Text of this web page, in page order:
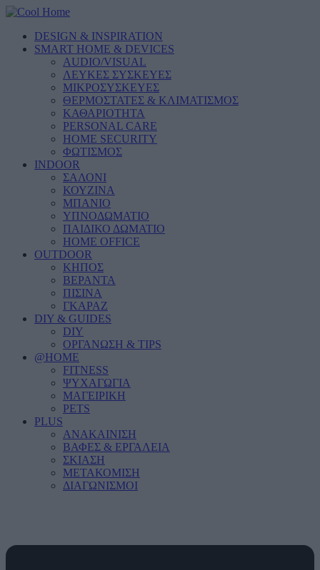
DESIGN & INSPIRATION
SMART HOME & DEVICES
AUDIO/VISUAL
ΛΕΥΚΕΣ ΣΥΣΚΕΥΕΣ
ΜΙΚΡΟΣΥΣΚΕΥΕΣ
ΘΕΡΜΟΣΤΑΤΕΣ & ΚΛΙΜΑΤΙΣΜΟΣ
ΚΑΘΑΡΙΟΤΗΤΑ
PERSONAL CARE
HOME SECURITY
ΦΩΤΙΣΜΟΣ
INDOOR
ΣΑΛΟΝΙ
ΚΟΥΖΙΝΑ
ΜΠΑΝΙΟ
ΥΠΝΟΔΩΜΑΤΙΟ
ΠΑΙΔΙΚΟ ΔΩΜΑΤΙΟ
HOME OFFICE
OUTDOOR
ΚΗΠΟΣ
ΒΕΡΑΝΤΑ
ΠΙΣΙΝΑ
ΓΚΑΡΑΖ
DIY & GUIDES
DIY
ΟΡΓΑΝΩΣΗ & TIPS
@HOME
FITNESS
ΨΥΧΑΓΩΓΙΑ
ΜΑΓΕΙΡΙΚΗ
PETS
PLUS
ΑΝΑΚΑΙΝΙΣΗ
ΒΑΦΕΣ & ΕΡΓΑΛΕΙΑ
ΣΚΙΑΣΗ
ΜΕΤΑΚΟΜΙΣΗ
ΔΙΑΓΩΝΙΣΜΟΙ